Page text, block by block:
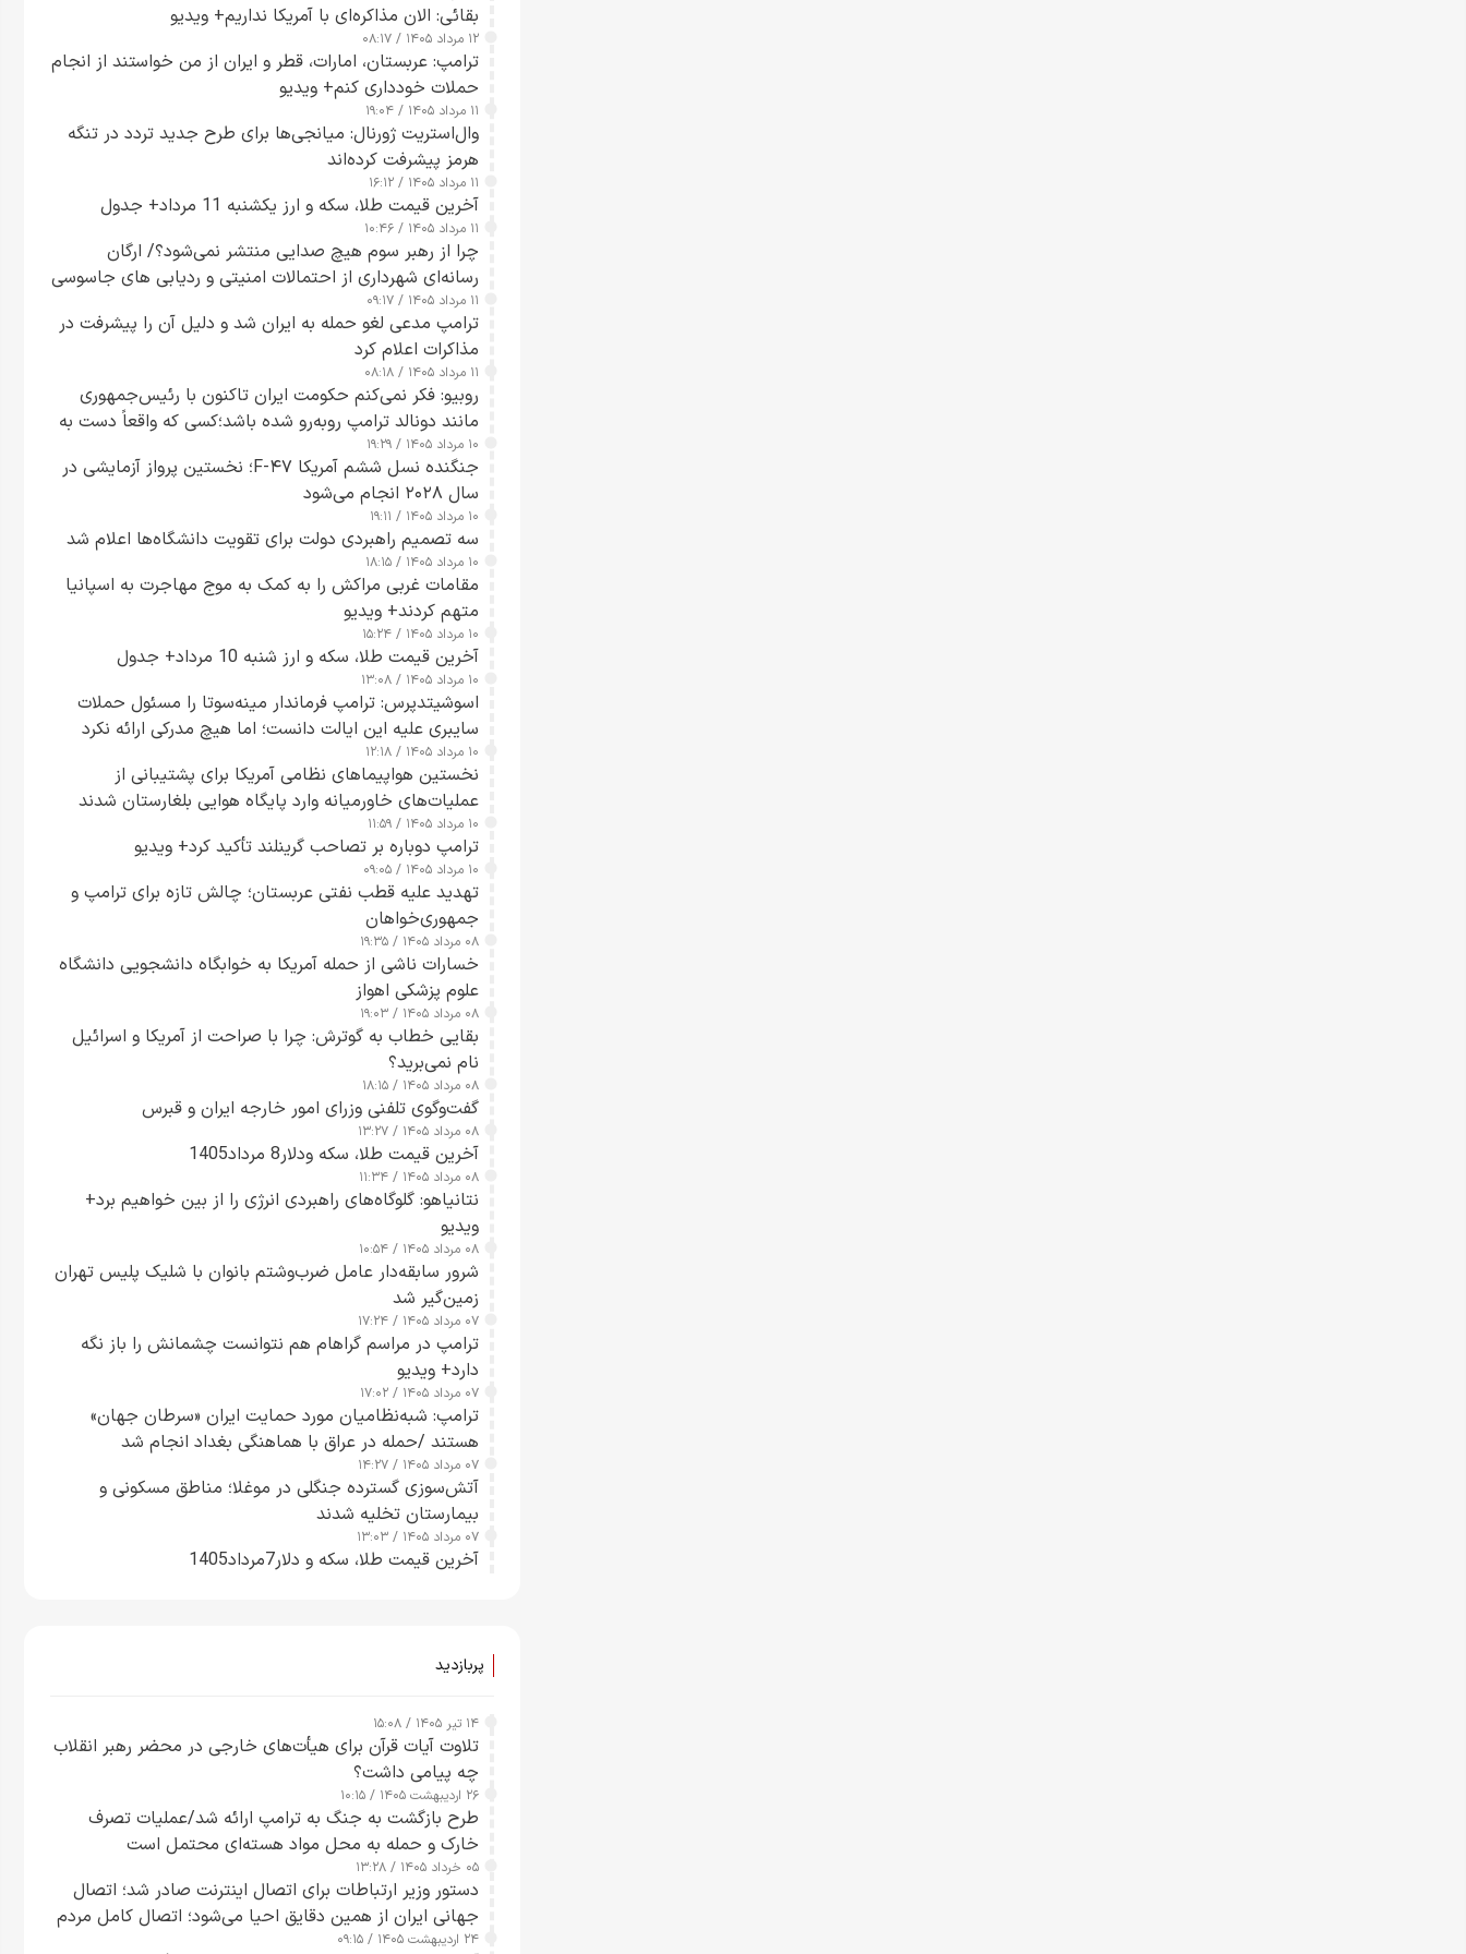
بقائی: الان مذاکره‌ای با آمریکا نداریم+ ویدیو
۱۲ مرداد ۱۴۰۵ / ۰۸:۱۷
ترامپ: عربستان، امارات، قطر و ایران از من خواستند از انجام
حملات خودداری کنم+ ویدیو
۱۱ مرداد ۱۴۰۵ / ۱۹:۰۴
وال‌استریت ژورنال: میانجی‌ها برای طرح جدید تردد در تنگه
هرمز پیشرفت کرده‌اند
۱۱ مرداد ۱۴۰۵ / ۱۶:۱۲
آخرین قیمت طلا، سکه و ارز یکشنبه 11 مرداد+ جدول
۱۱ مرداد ۱۴۰۵ / ۱۰:۴۶
چرا از رهبر سوم هیچ صدایی منتشر نمی‌شود؟/ ارگان
رسانه‌ای شهرداری از احتمالات امنیتی و ردیابی های جاسوسی
گفت
۱۱ مرداد ۱۴۰۵ / ۰۹:۱۷
ترامپ مدعی لغو حمله به ایران شد و دلیل آن را پیشرفت در
مذاکرات اعلام کرد
۱۱ مرداد ۱۴۰۵ / ۰۸:۱۸
روبیو: فکر نمی‌کنم حکومت ایران تاکنون با رئیس‌جمهوری
مانند دونالد ترامپ روبه‌رو شده باشد؛کسی که واقعاً دست به
اقدام می‌زند
۱۰ مرداد ۱۴۰۵ / ۱۹:۲۹
جنگنده نسل ششم آمریکا F-۴۷؛ نخستین پرواز آزمایشی در
سال ۲۰۲۸ انجام می‌شود
۱۰ مرداد ۱۴۰۵ / ۱۹:۱۱
سه تصمیم راهبردی دولت برای تقویت دانشگاه‌ها اعلام شد
۱۰ مرداد ۱۴۰۵ / ۱۸:۱۵
مقامات غربی مراکش را به کمک به موج مهاجرت به اسپانیا
متهم کردند+ ویدیو
۱۰ مرداد ۱۴۰۵ / ۱۵:۲۴
آخرین قیمت طلا، سکه و ارز شنبه 10 مرداد+ جدول
۱۰ مرداد ۱۴۰۵ / ۱۳:۰۸
اسوشیتدپرس: ترامپ فرماندار مینه‌سوتا را مسئول حملات
سایبری علیه این ایالت دانست؛ اما هیچ مدرکی ارائه نکرد
۱۰ مرداد ۱۴۰۵ / ۱۲:۱۸
نخستین هواپیماهای نظامی آمریکا برای پشتیبانی از
عملیات‌های خاورمیانه وارد پایگاه هوایی بلغارستان شدند
۱۰ مرداد ۱۴۰۵ / ۱۱:۵۹
ترامپ دوباره بر تصاحب گرینلند تأکید کرد+ ویدیو
۱۰ مرداد ۱۴۰۵ / ۰۹:۰۵
تهدید علیه قطب نفتی عربستان؛ چالش تازه برای ترامپ و
جمهوری‌خواهان
۰۸ مرداد ۱۴۰۵ / ۱۹:۳۵
خسارات ناشی از حمله آمریکا به خوابگاه دانشجویی دانشگاه
علوم پزشکی اهواز
۰۸ مرداد ۱۴۰۵ / ۱۹:۰۳
بقایی خطاب به گوترش: چرا با صراحت از آمریکا و اسرائیل
نام نمی‌برید؟
۰۸ مرداد ۱۴۰۵ / ۱۸:۱۵
گفت‌وگوی تلفنی وزرای امور خارجه ایران و قبرس
۰۸ مرداد ۱۴۰۵ / ۱۳:۲۷
آخرین قیمت طلا، سکه ودلار8 مرداد1405
۰۸ مرداد ۱۴۰۵ / ۱۱:۳۴
نتانیاهو: گلوگاه‌های راهبردی انرژی را از بین خواهیم برد+
ویدیو
۰۸ مرداد ۱۴۰۵ / ۱۰:۵۴
شرور سابقه‌دار عامل ضرب‌وشتم بانوان با شلیک پلیس تهران
زمین‌گیر شد
۰۷ مرداد ۱۴۰۵ / ۱۷:۲۴
ترامپ در مراسم گراهام هم نتوانست چشمانش را باز نگه
دارد+ ویدیو
۰۷ مرداد ۱۴۰۵ / ۱۷:۰۲
ترامپ: شبه‌نظامیان مورد حمایت ایران «سرطان جهان»
هستند /حمله در عراق با هماهنگی بغداد انجام شد
۰۷ مرداد ۱۴۰۵ / ۱۴:۲۷
آتش‌سوزی گسترده جنگلی در موغلا؛ مناطق مسکونی و
بیمارستان تخلیه شدند
۰۷ مرداد ۱۴۰۵ / ۱۳:۰۳
آخرین قیمت طلا، سکه و دلار7مرداد1405
پربازدید
۱۴ تیر ۱۴۰۵ / ۱۵:۰۸
تلاوت آیات قرآن برای هیأت‌های خارجی در محضر رهبر انقلاب
چه پیامی داشت؟
۲۶ اردیبهشت ۱۴۰۵ / ۱۰:۱۵
طرح‌ بازگشت به جنگ به ترامپ ارائه شد/عملیات تصرف
خارک و حمله به محل مواد هسته‌ای محتمل است
۰۵ خرداد ۱۴۰۵ / ۱۳:۲۸
دستور وزیر ارتباطات برای اتصال اینترنت صادر شد؛ اتصال
جهانی ایران از همین دقایق احیا می‌شود؛ اتصال کامل مردم
تا ۲۴ ساعت آینده
۲۴ اردیبهشت ۱۴۰۵ / ۰۹:۱۵